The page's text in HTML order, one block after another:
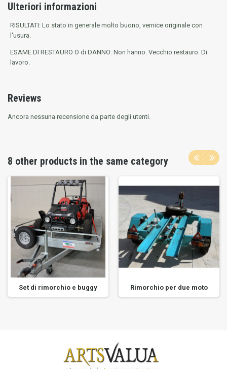
Ulteriori informazioni
RISULTATI: Lo stato in generale molto buono, vernice originale con
l'usura.
ESAME DI RESTAURO O di DANNO: Non hanno. Vecchio restauro. Di
lavoro.
Reviews
Ancora nessuna recensione da parte degli utenti.
8 other products in the same category
Set di rimorchio e buggy Rimorchio per due moto